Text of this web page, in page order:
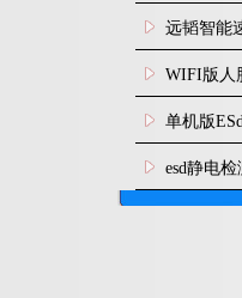
脸识别快
远韬智能
闸机食堂
WIFI版人
机
单机版
闸机
esd静电
安装